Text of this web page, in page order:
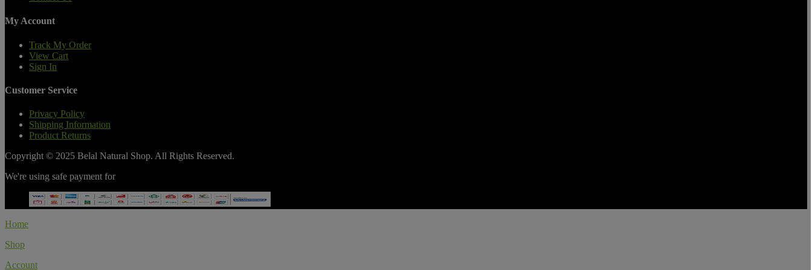
My Account
Track My Order
View Cart
Sign In
Customer Service
Privacy Policy
Shipping Information
Product Returns
Copyright © 2025 Belal Natural Shop. All Rights Reserved.
We're using safe payment for
Home
Shop
Account